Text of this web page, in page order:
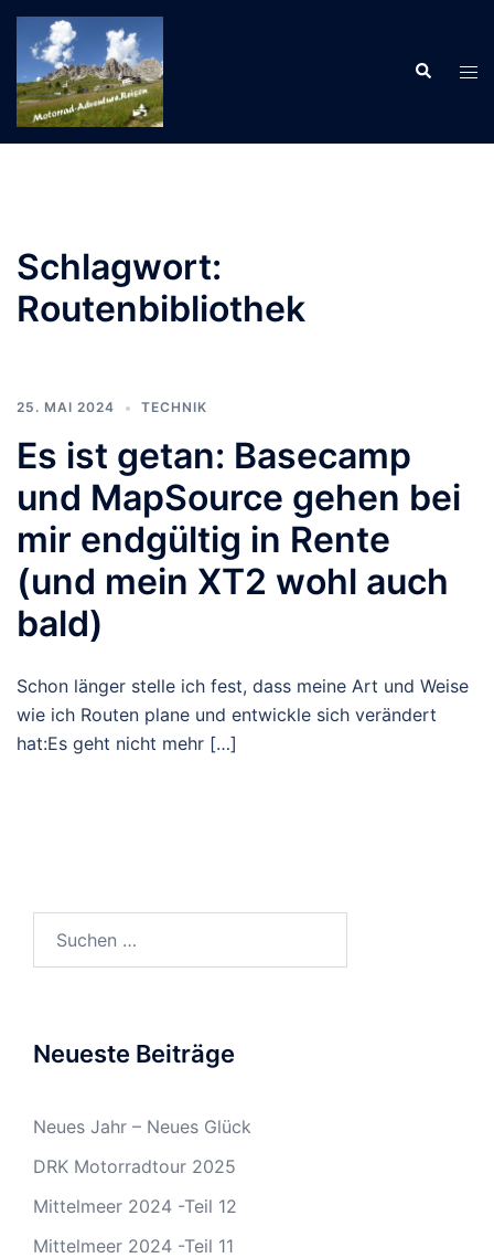
Zum
Inhalt
springen
Suche
Schlagwort:
Routenbibliothek
25. MAI 2024 TECHNIK
Es ist getan: Basecamp
und MapSource gehen bei
mir endgültig in Rente
(und mein XT2 wohl auch
bald)
Schon länger stelle ich fest, dass meine Art und Weise
wie ich Routen plane und entwickle sich verändert
hat:Es geht nicht mehr […]
Neueste Beiträge
Neues Jahr – Neues Glück
DRK Motorradtour 2025
Mittelmeer 2024 -Teil 12
Mittelmeer 2024 -Teil 11